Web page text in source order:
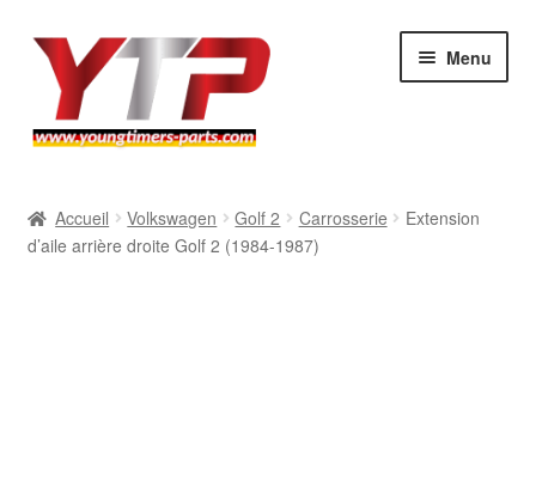
Aller
navigation
Aller
contenu
Menu
BMW
Accueil Volkswagen Golf 2 Carrosserie
Extension
d’aile arrière droite Golf 2 (1984-1987)